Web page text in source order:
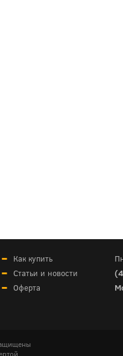
Как купить
Статьи и новости
Оферта